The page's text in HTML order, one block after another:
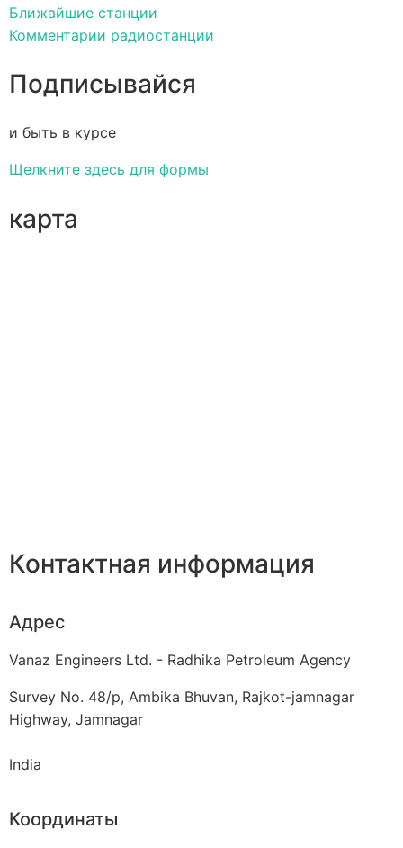
Ближайшие станции
Комментарии радиостанции
Подписывайся
и быть в курсе
Щелкните здесь для формы
карта
Контактная информация
Адрес
Vanaz Engineers Ltd. - Radhika Petroleum Agency
Survey No. 48/p, Ambika Bhuvan, Rajkot-jamnagar
Highway, Jamnagar
India
Координаты